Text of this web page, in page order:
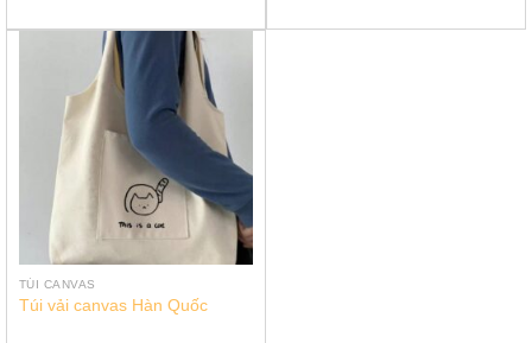
TÚI CANVAS
Túi vải canvas Hàn Quốc